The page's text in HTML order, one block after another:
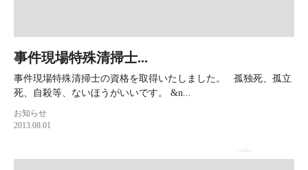
事件現場特殊清掃士...
事件現場特殊清掃士の資格を取得いたしました。 孤独死、孤立
死、自殺等、ないほうがいいです。 &n...
お知らせ
2013.08.01